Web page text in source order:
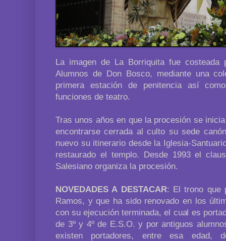
La imagen de La Borriquita fue costeada
Alumnos de Don Bosco, mediante una
primera estación de penitencia así
funciones de teatro.
Tras unos años en que la procesión se
encontrarse cerrada al culto su sede
nuevo su itinerario desde la Iglesia-
restaurado el templo. Desde 1993 el
Salesiano organiza la procesión.
NOVEDADES A DESTACAR: El trono que
Ramos, y que ha sido renovado en los
con su ejecución terminada, el cual es
de 3º y 4º de E.S.O. y por antiguos
existen portadores, entre esa edad,